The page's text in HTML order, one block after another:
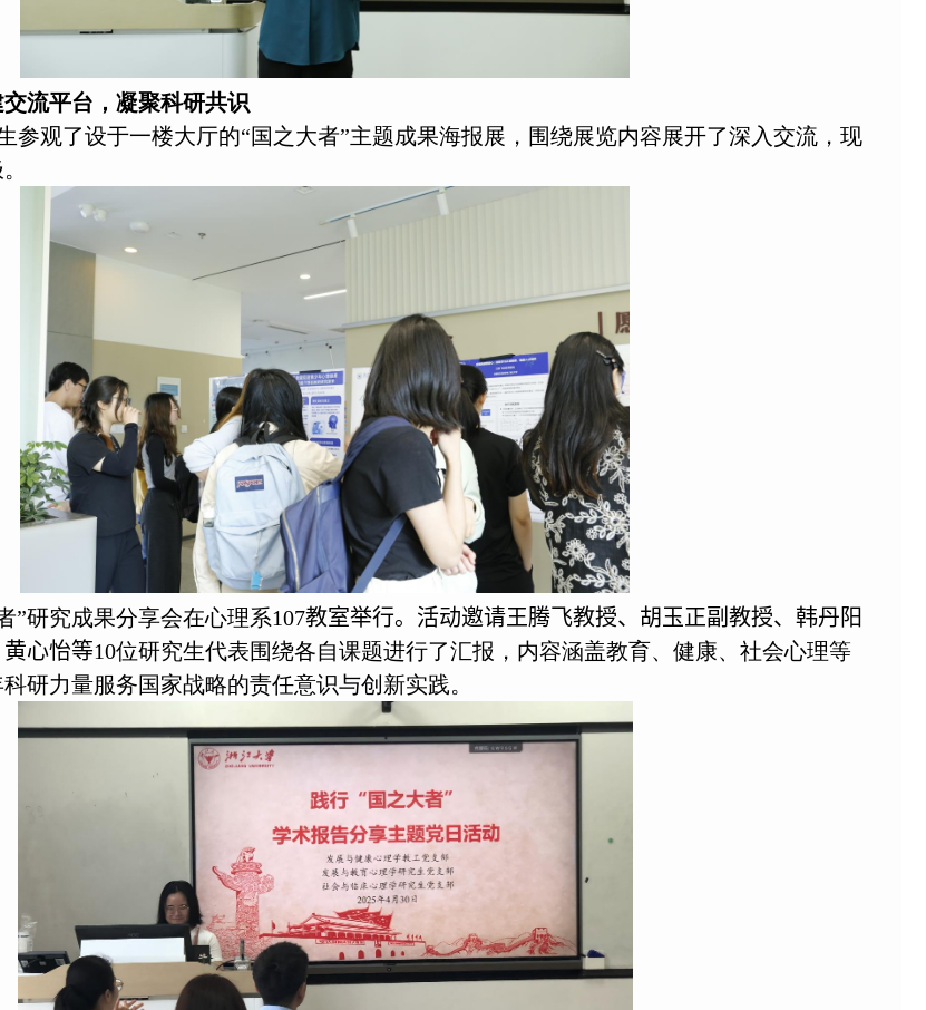
流平台，凝聚科研共识
参观了设于一楼大厅的“国之大者”主题成果海报展，围绕展览内容展开了深入交流，现
”研究成果分享会在心理系107教室举行。活动邀请王腾飞教授、胡玉正副 教授、韩丹阳
黄心怡等10位研究生代表围绕各自课题进行了汇报，内容涵盖教育、健康、社会心理等
研力量服务国家战略的责任意识与创新实践。